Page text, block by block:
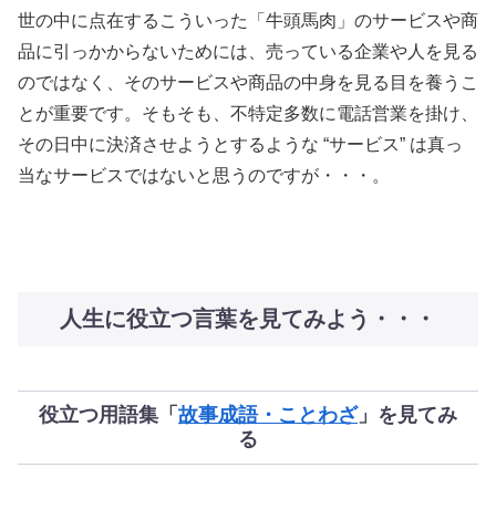
世の中に点在するこういった「牛頭馬肉」のサービスや商
品に引っかからないためには、売っている企業や人を見る
のではなく、そのサービスや商品の中身を見る目を養うこ
とが重要です。そもそも、不特定多数に電話営業を掛け、
その日中に決済させようとするような “サービス” は真っ
当なサービスではないと思うのですが・・・。
人生に役立つ言葉を見てみよう・・・
役立つ用語集「 故事成語・ことわざ」を見てみ
る